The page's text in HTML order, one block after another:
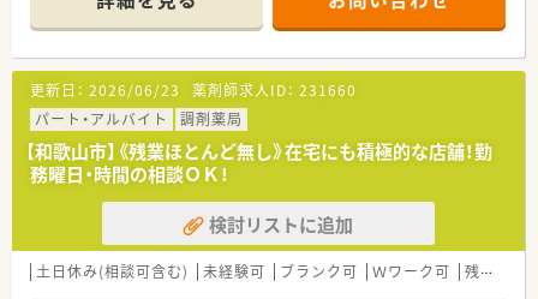
■外来も在宅もどちらも対応希望の場合もお受けします。
更新日： 2026/06/23 薬剤師求人ID： 231660
パート・アルバイト
調剤薬局
【和歌山市】《残業ほとんど無し》在宅にも積極的な店舗！勤
務曜日・時間の相談ＯＫ！
検討リストに追加
土日休み(相談可含む) 未経験可 ブランク可 Ｗワーク可 残業なし(ほぼなし含む)